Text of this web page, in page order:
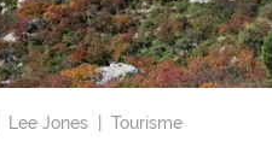
Lee Jones Tourisme